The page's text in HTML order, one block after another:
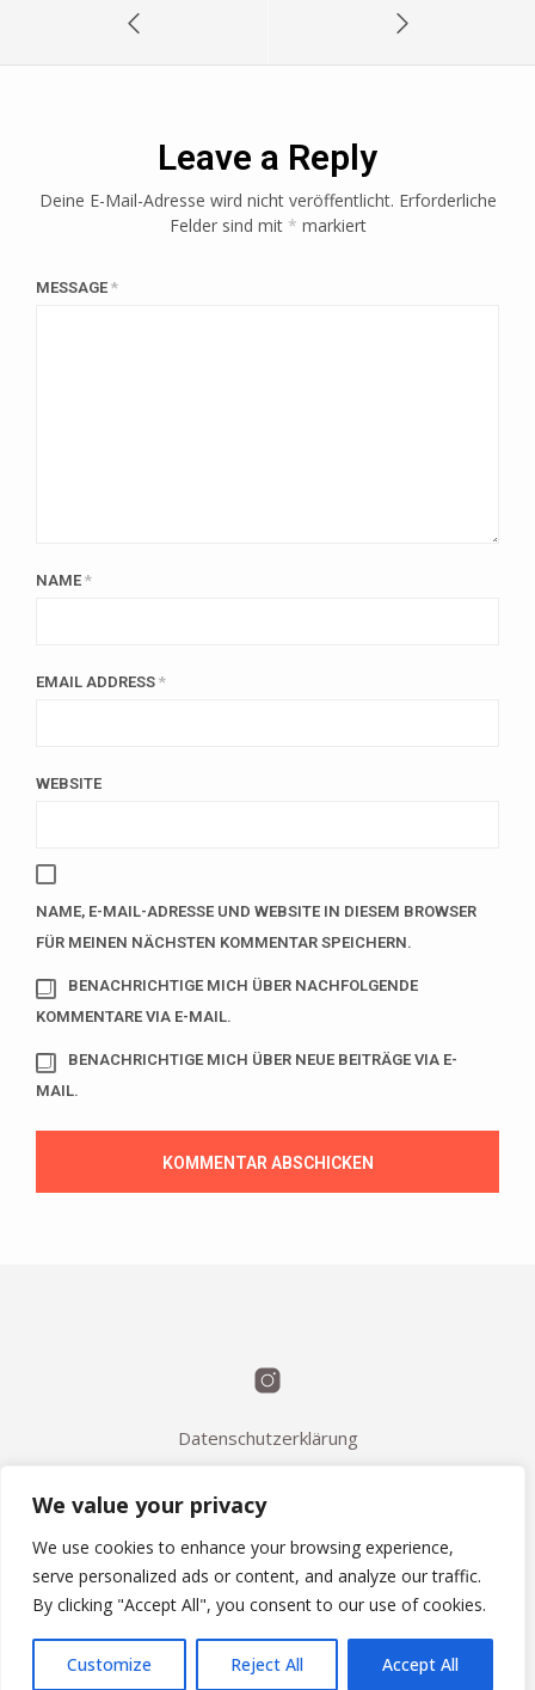
We value your privacy
We use cookies to enhance your browsing experience,
serve personalized ads or content, and analyze our traffic.
By clicking "Accept All", you consent to our use of cookies.
Customize Reject All Accept All
Leave a Reply
Deine E-Mail-Adresse wird nicht veröffentlicht. Erforderliche
Felder sind mit * markiert
MESSAGE *
NAME *
EMAIL ADDRESS *
WEBSITE
NAME, E-MAIL-ADRESSE UND WEBSITE IN DIESEM BROWSER
FÜR MEINEN NÄCHSTEN KOMMENTAR SPEICHERN.
BENACHRICHTIGE MICH ÜBER NACHFOLGENDE
KOMMENTARE VIA E-MAIL.
BENACHRICHTIGE MICH ÜBER NEUE BEITRÄGE VIA E-
MAIL.
Datenschutzerklärung
FAQ / Q&A
AGB
Impressum
Melchior Weinmann 2023